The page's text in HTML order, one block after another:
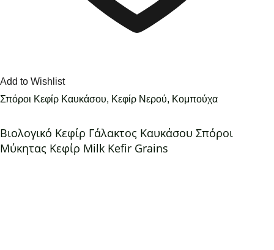
Add to Wishlist
Σπόροι Κεφίρ Καυκάσου, Κεφίρ Νερού, Κομπούχα
Βιολογικό Κεφίρ Γάλακτος Καυκάσου Σπόροι
Μύκητας Κεφίρ Milk Kefir Grains